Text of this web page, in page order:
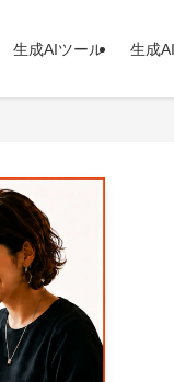
生成AIツール 生成